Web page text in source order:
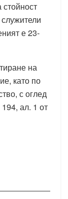
е 23-
на
като по
с оглед
ал. 1 от